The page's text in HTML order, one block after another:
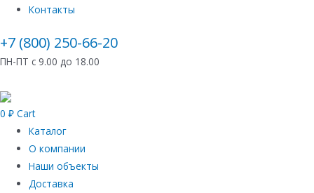
Контакты
+7 (800) 250-66-20
ПН-ПТ с 9.00 до 18.00
0 ₽ Cart
Каталог
О компании
Наши объекты
Доставка